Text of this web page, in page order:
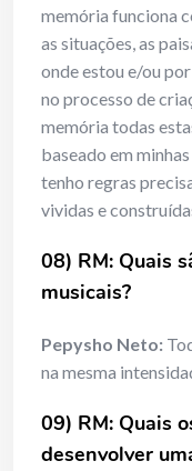
memória funciona
as situações, as
onde estou e/ou
no processo de
memória todas
baseado em
tenho regras
vividas e
08) RM: Quais
musicais?
Pepysho Neto:
na mesma
09) RM: Quais
desenvolver